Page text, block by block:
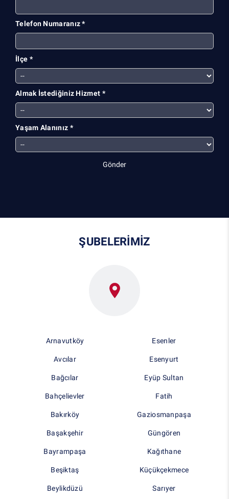
Telefon Numaranız *
İlçe *
Almak İstediğiniz Hizmet *
Yaşam Alanınız *
Gönder
ŞUBELERİMİZ
Arnavutköy Esenler
Avcılar Esenyurt
Bağcılar Eyüp Sultan
Bahçelievler Fatih
Bakırköy Gaziosmanpaşa
Başakşehir Güngören
Bayrampaşa Kağıthane
Beşiktaş Küçükçekmece
Beylikdüzü Sarıyer